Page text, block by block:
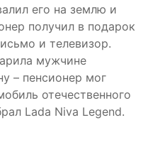
его на землю и
получил в подарок
и телевизор.
мужчине
– пенсионер мог
отечественного
Lada Niva Legend.